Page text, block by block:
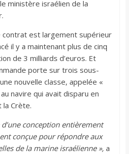
ministère israélien de la
contrat est largement supérieur
il y a maintenant plus de cinq
de 3 milliards d’euros. Et
porte sur trois sous-
nouvelle classe, appelée «
navire qui avait disparu en
Crète.
d’une conception entièrement
conçue pour répondre aux
de la marine israélienne », a